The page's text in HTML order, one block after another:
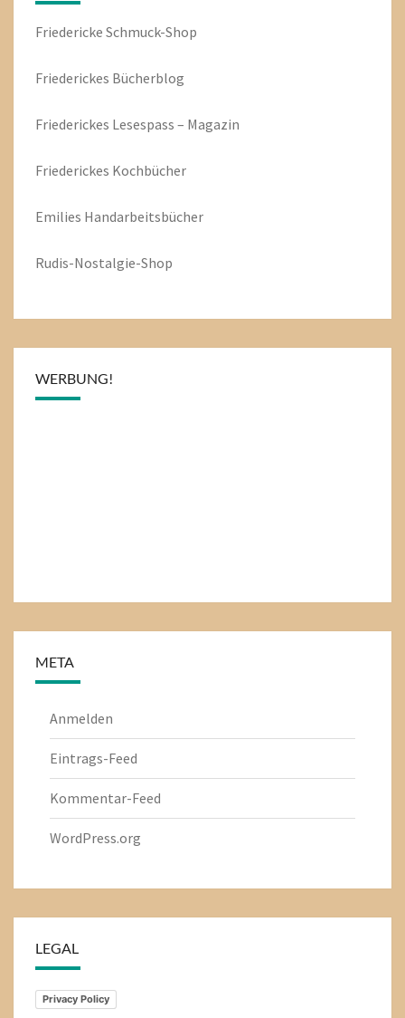
Friedericke Schmuck-Shop
Friederickes Bücherblog
Friederickes Lesespass – Magazin
Friederickes Kochbücher
Emilies Handarbeitsbücher
Rudis-Nostalgie-Shop
WERBUNG!
META
Anmelden
Eintrags-Feed
Kommentar-Feed
WordPress.org
LEGAL
Privacy Policy